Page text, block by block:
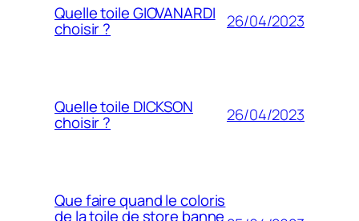
Quelle toile GIOVANARDI
choisir ? 26/04/2023
Quelle toile DICKSON
choisir ? 26/04/2023
Que faire quand le coloris
de la toile de store banne